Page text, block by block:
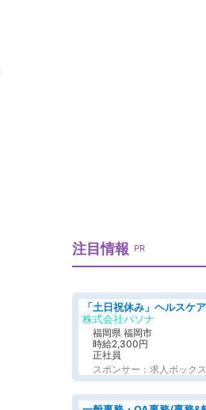
注目情報 PR
株式会社パソナ
福岡県 福岡市
時給2,300円
正社員
スポンサー：求人ボックス